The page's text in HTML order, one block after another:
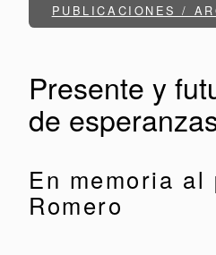
PUBLICACIONES /
Presente y
de
En memoria
Romero